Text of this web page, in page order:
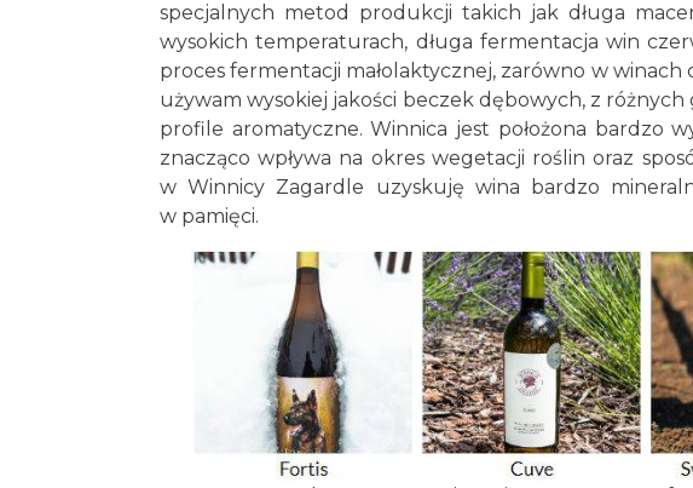
specjalnych metod produkcji takich jak długa
wysokich temperaturach, długa fermentacja win
proces fermentacji małolaktycznej, zarówno w winach
używam wysokiej jakości beczek dębowych, z
profile aromatyczne. Winnica jest położona bardzo
znacząco wpływa na okres wegetacji roślin oraz
w Winnicy Zagardle uzyskuję wina bardzo
w pamięci.